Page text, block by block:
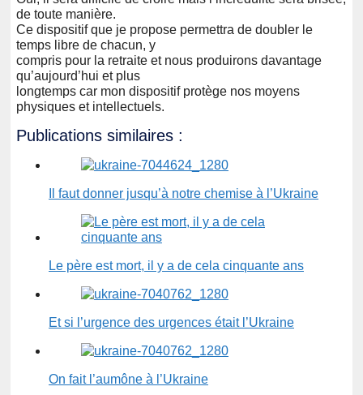
de toute manière.
Ce dispositif que je propose permettra de doubler le
temps libre de chacun, y
compris pour la retraite et nous produirons davantage
qu’aujourd’hui et plus
longtemps car mon dispositif protège nos moyens
physiques et intellectuels.
Publications similaires :
Il faut donner jusqu’à notre chemise à l’Ukraine
Le père est mort, il y a de cela cinquante ans
Et si l’urgence des urgences était l’Ukraine
On fait l’aumône à l’Ukraine